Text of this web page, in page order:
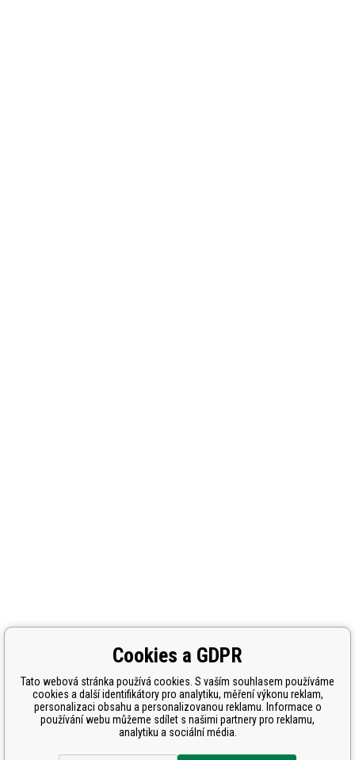
Cookies a GDPR
Tato webová stránka používá cookies. S vaším souhlasem používáme
cookies a další identifikátory pro analytiku, měření výkonu reklam,
personalizaci obsahu a personalizovanou reklamu. Informace o
používání webu můžeme sdílet s našimi partnery pro reklamu,
analytiku a sociální média.